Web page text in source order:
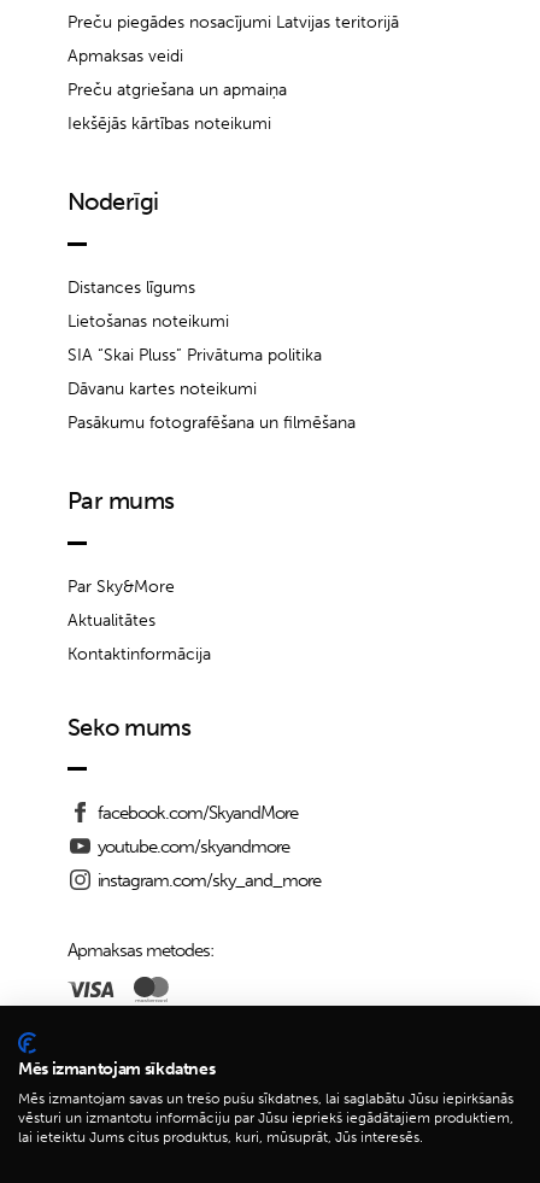
Preču piegādes nosacījumi Latvijas teritorijā
Apmaksas veidi
Preču atgriešana un apmaiņa
Iekšējās kārtības noteikumi
Noderīgi
Distances līgums
Lietošanas noteikumi
SIA “Skai Pluss” Privātuma politika
Dāvanu kartes noteikumi
Pasākumu fotografēšana un filmēšana
Par mums
Par Sky&More
Aktualitātes
Kontaktinformācija
Seko mums
facebook.com/SkyandMore
youtube.com/skyandmore
instagram.com/sky_and_more
Apmaksas metodes:
Piegādes iespējas:
Mēs izmantojam sīkdatnes
Mēs izmantojam savas un trešo pušu sīkdatnes, lai saglabātu Jūsu iepirkšanās
vēsturi un izmantotu informāciju par Jūsu iepriekš iegādātajiem produktiem,
lai ieteiktu Jums citus produktus, kuri, mūsuprāt, Jūs interesēs.